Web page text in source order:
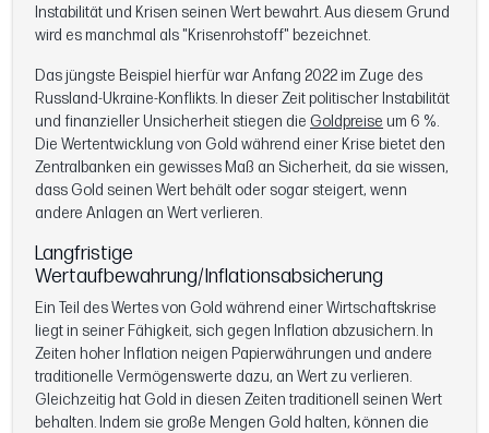
Instabilität und Krisen seinen Wert bewahrt. Aus diesem Grund
wird es manchmal als "Krisenrohstoff" bezeichnet.
Das jüngste Beispiel hierfür war Anfang 2022 im Zuge des
Russland-Ukraine-Konflikts. In dieser Zeit politischer Instabilität
und finanzieller Unsicherheit stiegen die Goldpreise um 6 %.
Die Wertentwicklung von Gold während einer Krise bietet den
Zentralbanken ein gewisses Maß an Sicherheit, da sie wissen,
dass Gold seinen Wert behält oder sogar steigert, wenn
andere Anlagen an Wert verlieren.
Langfristige
Wertaufbewahrung/Inflationsabsicherung
Ein Teil des Wertes von Gold während einer Wirtschaftskrise
liegt in seiner Fähigkeit, sich gegen Inflation abzusichern. In
Zeiten hoher Inflation neigen Papierwährungen und andere
traditionelle Vermögenswerte dazu, an Wert zu verlieren.
Gleichzeitig hat Gold in diesen Zeiten traditionell seinen Wert
behalten. Indem sie große Mengen Gold halten, können die